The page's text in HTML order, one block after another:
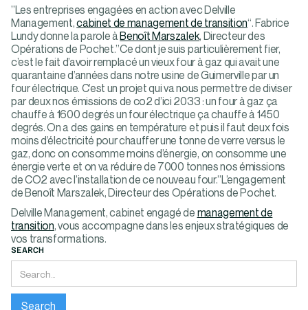
”Les entreprises engagées en action avec Delville
Management,cabinet de management de transition“. Fabrice
Lundy donne la parole àBenoît Marszalek, Directeur des
Opérations de Pochet.”Ce dont je suis particulièrement fier,
c’est le fait d’avoir remplacé un vieux four à gaz qui avait une
quarantaine d’années dans notre usine de Guimerville par un
four électrique. C’est un projet qui va nous permettre de diviser
par deux nos émissions de co2 d’ici 2033 : un four à gaz ça
chauffe à 1600 degrés un four électrique ça chauffe à 1450
degrés. On a des gains en température et puis il faut deux fois
moins d’électricité pour chauffer une tonne de verre versus le
gaz, donc on consomme moins d’énergie, on consomme une
énergie verte et on va réduire de 7000 tonnes nos émissions
de CO2 avec l’installation de ce nouveau four.”L’engagement
de Benoît Marszalek, Directeur des Opérations de Pochet.
Delville Management, cabinet engagé de management de
transition, vous accompagne dans les enjeux stratégiques de
vos transformations.
SEARCH